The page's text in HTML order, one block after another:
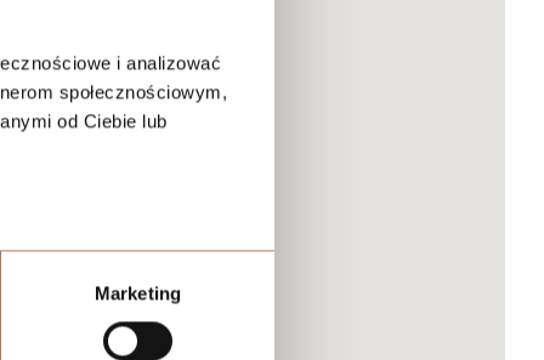
i analizować
społecznościowym,
od Ciebie lub
Marketing